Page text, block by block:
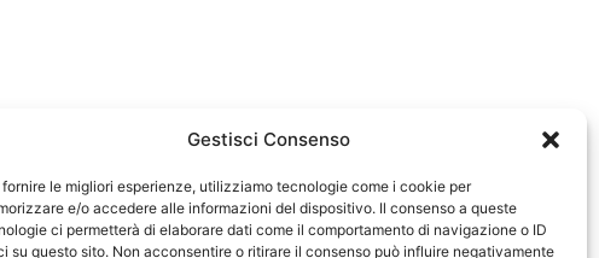
Gestisci Consenso
fornire le migliori esperienze, utilizziamo tecnologie come i cookie per
e/o accedere alle informazioni del dispositivo. Il consenso a queste
ci permetterà di elaborare dati come il comportamento di navigazione o ID
su questo sito. Non acconsentire o ritirare il consenso può influire negativamente